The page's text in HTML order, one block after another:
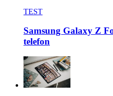
TEST
Samsung Galaxy Z
telefon